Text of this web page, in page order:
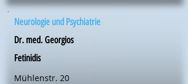
Neurologie und Psychiatrie
Dr. med. Georgios
Fetinidis
Mühlenstr. 20